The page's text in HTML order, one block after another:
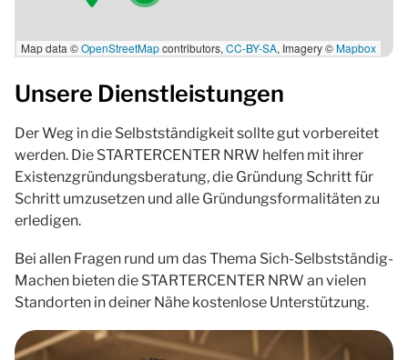
Map data ©OpenStreetMapcontributors, CC-BY-SA, Imagery ©Mapbox
Unsere Dienstleistungen
Der Weg in die Selbstständigkeit sollte gut vorbereitet
werden. Die STARTERCENTER NRW helfen mit ihrer
Existenzgründungsberatung, die Gründung Schritt für
Schritt umzusetzen und alle Gründungsformalitäten zu
erledigen.
Bei allen Fragen rund um das Thema Sich-Selbstständig-
Machen bieten die STARTERCENTER NRW an vielen
Standorten in deiner Nähe kostenlose Unterstützung.